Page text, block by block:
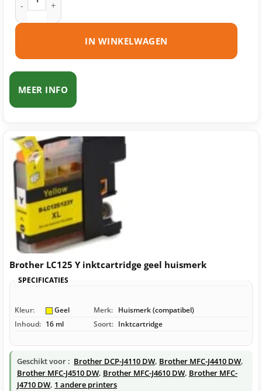
IN WINKELWAGEN
MEER INFO
Brother LC125 Y inktcartridge geel huismerk
SPECIFICATIES
Kleur: Geel Merk: Huismerk (compatibel)
Inhoud: 16 ml Soort: Inktcartridge
Geschikt voor : Brother DCP-J4110 DW, Brother MFC-J4410 DW,
Brother MFC-J4510 DW, Brother MFC-J4610 DW, Brother MFC-
J4710 DW, 1 andere printers